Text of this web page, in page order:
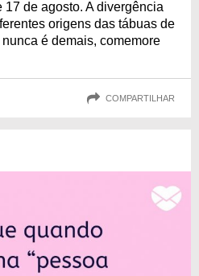
de agosto. A divergência
origens das tábuas de
é demais, comemore
COMPARTILHAR